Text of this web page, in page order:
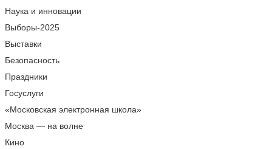
Наука и инновации
Выборы-2025
Выставки
Безопасность
Праздники
Госуслуги
«Московская электронная школа»
Москва — на волне
Кино